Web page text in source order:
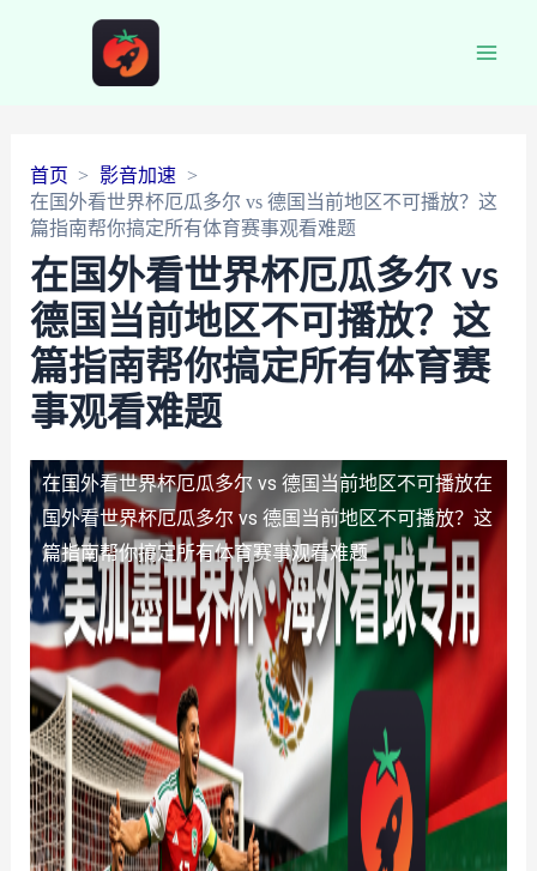
首页
影音加速
在国外看世界杯厄瓜多尔 vs 德国当前地区不可播放？这
篇指南帮你搞定所有体育赛事观看难题
在国外看世界杯厄瓜多尔 vs
德国当前地区不可播放？这
篇指南帮你搞定所有体育赛
事观看难题
在国外看世界杯厄瓜多尔 vs 德国当前地区不可播放在
国外看世界杯厄瓜多尔 vs 德国当前地区不可播放？这
篇指南帮你搞定所有体育赛事观看难题